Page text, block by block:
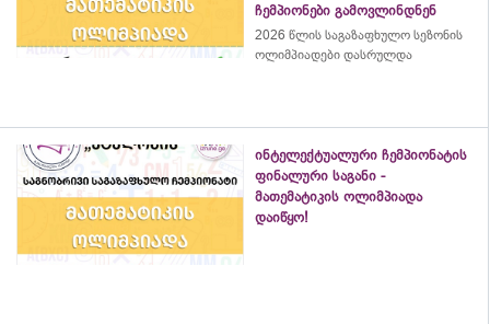
ჩემპიონები გამოვლინდნენ
2026 წლის საგაზაფხულო სეზონის
ოლიმპიადები დასრულდა
ინტელექტუალური ჩემპიონატის
ფინალური საგანი -
მათემატიკის ოლიმპიადა
დაიწყო!